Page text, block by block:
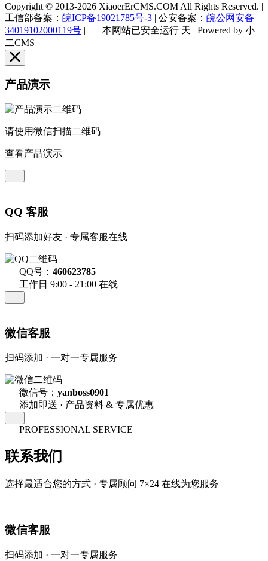
Copyright © 2013-2026 XiaoerErCMS.COM All Rights Reserved. |
工信部备案： 皖ICP备19021785号-3 | 公安备案： 皖公网安备
34019102000119号 | 本网站已安全运行 天 | Powered by 小
二CMS
产品演示
请使用微信扫描二维码
查看产品演示
QQ 客服
扫码添加好友 · 专属客服在线
QQ号： 460623785
工作日 9:00 - 21:00 在线
微信客服
扫码添加 · 一对一专属服务
微信号： yanboss0901
添加即送 · 产品资料 & 专属优惠
PROFESSIONAL SERVICE
联系我们
选择最适合您的方式 · 专属顾问 7×24 在线为您服务
微信客服
扫码添加 · 一对一专属服务